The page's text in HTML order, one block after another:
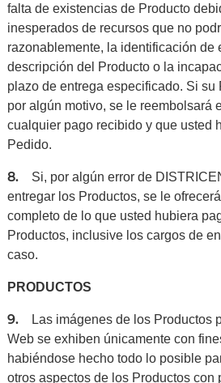
falta de existencias de Producto
inesperados de recursos que no
razonablemente, la identificación de
descripción del Producto o la
plazo de entrega especificado. Si su
por algún motivo, se le reembolsará
cualquier pago recibido y que usted
Pedido.
8.
Si, por algún error de
entregar los Productos, se le
completo de lo que usted hubiera
Productos, inclusive los cargos de
caso.
PRODUCTOS
9.
Las imágenes de los Productos
Web se exhiben únicamente con
habiéndose hecho todo lo posible
otros aspectos de los Productos con